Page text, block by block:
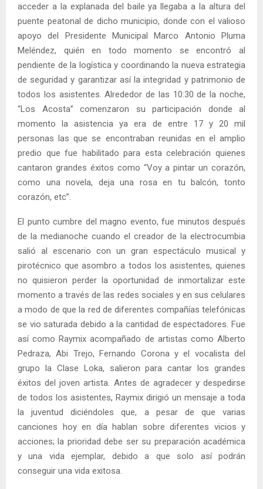
acceder a la explanada del baile ya llegaba a la altura del
puente peatonal de dicho municipio, donde con el valioso
apoyo del Presidente Municipal Marco Antonio Pluma
Meléndez, quién en todo momento se encontró al
pendiente de la logística y coordinando la nueva estrategia
de seguridad y garantizar así la integridad y patrimonio de
todos los asistentes. Alrededor de las 10:30 de la noche,
“Los Acosta” comenzaron su participación donde al
momento la asistencia ya era de entre 17 y 20 mil
personas las que se encontraban reunidas en el amplio
predio que fue habilitado para esta celebración quienes
cantaron grandes éxitos como “Voy a pintar un corazón,
como una novela, deja una rosa en tu balcón, tonto
corazón, etc”.
El punto cumbre del magno evento, fue minutos después
de la medianoche cuando el creador de la electrocumbia
salió al escenario con un gran espectáculo musical y
pirotécnico que asombro a todos los asistentes, quienes
no quisieron perder la oportunidad de inmortalizar este
momento a través de las redes sociales y en sus celulares
a modo de que la red de diferentes compañías telefónicas
se vio saturada debido a la cantidad de espectadores. Fue
así como Raymix acompañado de artistas como Alberto
Pedraza, Abi Trejo, Fernando Corona y el vocalista del
grupo la Clase Loka, salieron para cantar los grandes
éxitos del joven artista. Antes de agradecer y despedirse
de todos los asistentes, Raymix dirigió un mensaje a toda
la juventud diciéndoles que, a pesar de que varias
canciones hoy en día hablan sobre diferentes vicios y
acciones; la prioridad debe ser su preparación académica
y una vida ejemplar, debido a que solo así podrán
conseguir una vida exitosa.